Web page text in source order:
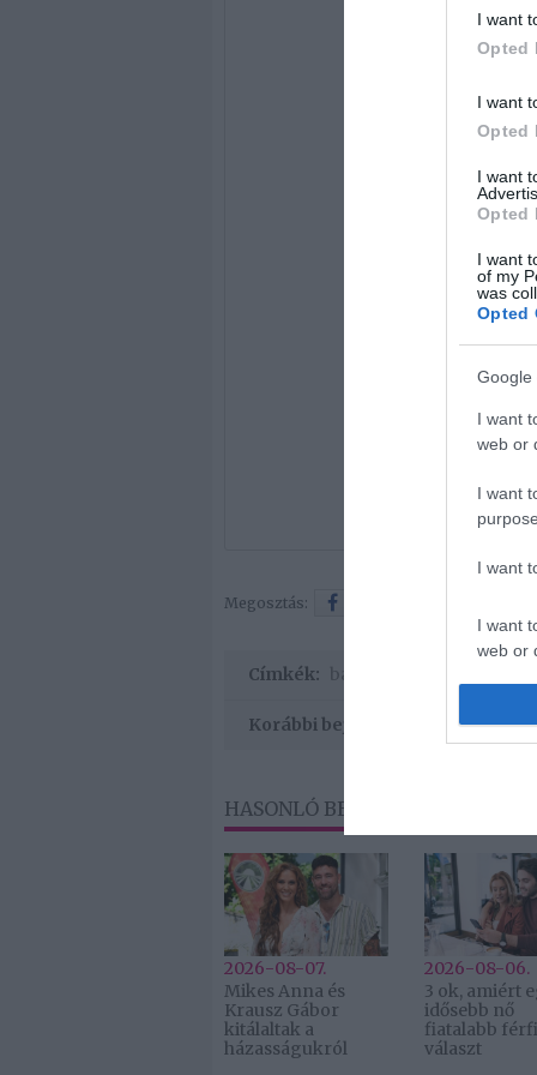
I want
Opted
I want
Opted
I want
Opted
I want
of my
was
Opted
Google
I want
web or
I want
I want
I want
web or
I want
or app.
Megosztás:
Címkék: baba
Korábbi bejegyzések
HASONLÓ BEJEGYZÉSEK
2026-08-07.
Mikes Anna és
Krausz Gábor
kitálaltak a
házasságukról
2026-08-06.
3 ok, amiért
idősebb nő
fiatalabb
választ